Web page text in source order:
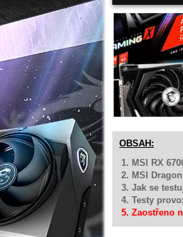
OBSAH:
1. MSI RX
2. MSI
3. Jak se
4. Testy
5. Zaostřeno